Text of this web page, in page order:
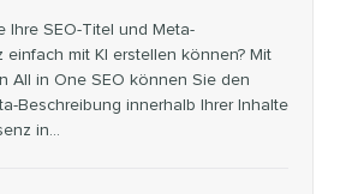
Ihre SEO-Titel und Meta-
einfach mit KI erstellen können? Mit
All in One SEO können Sie den
Beschreibung innerhalb Ihrer Inhalte
in...